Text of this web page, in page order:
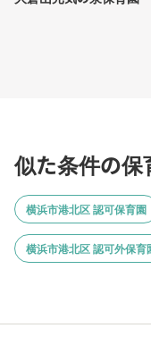
似た条件の
横浜市港北区 認可保育園
横浜市港北区 認可外保育